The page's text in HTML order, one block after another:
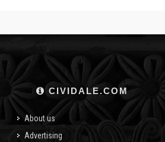
CIVIDALE.COM
About us
Advertising